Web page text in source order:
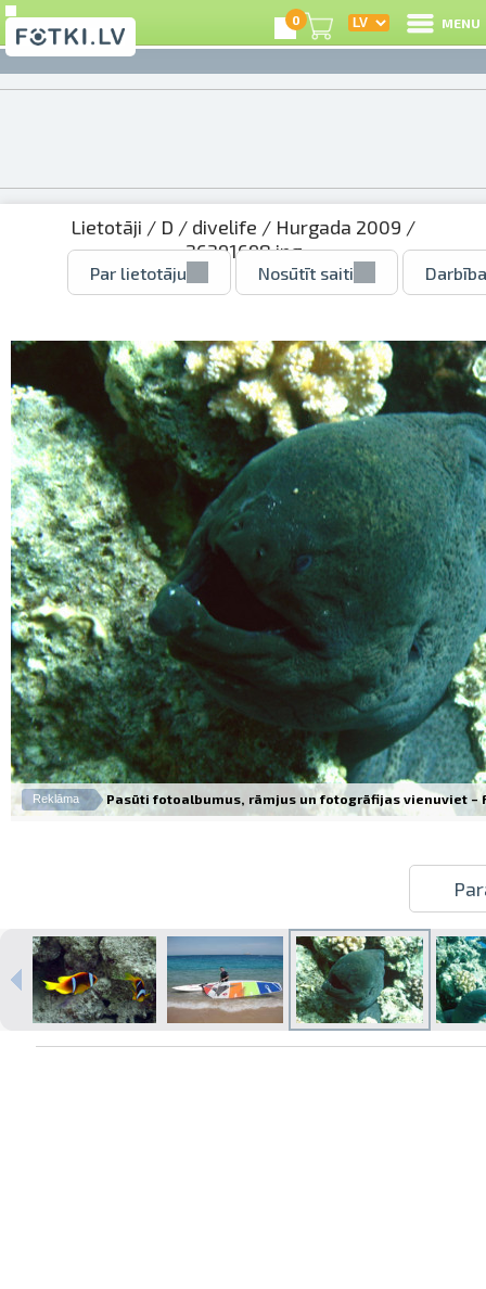
Izdrukas 1h laikā Rīgā – pasūtiet
0 MENU
Lietotāji / D / divelife / Hurgada 2009 /
26391698.jpg
Par lietotāju Nosūtīt saiti
Reklāma Pasūti fotoalbumus, rāmjus un fotogrāfijas vienuviet –